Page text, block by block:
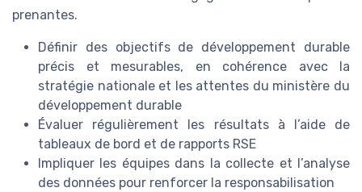
prenantes.
Définir des objectifs de développement durable
précis et mesurables, en cohérence avec la
stratégie nationale et les attentes du ministère du
développement durable
Évaluer régulièrement les résultats à l’aide de
tableaux de bord et de rapports RSE
Impliquer les équipes dans la collecte et l’analyse
des données pour renforcer la responsabilisation